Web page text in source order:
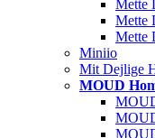
Mette
Mette
Mette
Miniio
Mit Dejlige
MOUD